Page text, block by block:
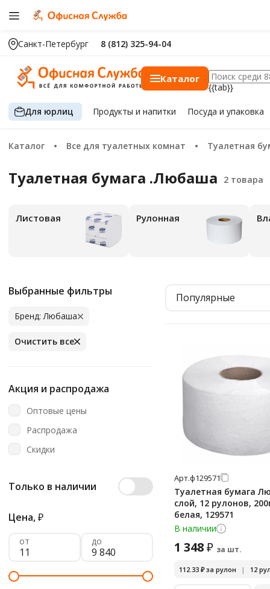
Санкт-Петербург 8 (812) 325-94-04
Каталог
{{tab}}
Для юрлиц Продуктыи напитки Посуда и упаковка
Каталог Все для туалетных комнат Туалетная
Туалетная бумага .Любаша
Листовая Рулонная
Выбранные фильтры
Бренд: Любаша
Очистить все
Акция и распродажа
Оптовые цены
Распродажа
Скидки
Только в наличии
Цена,₽
от до
Популярные
Арт.ф129571
Туалетная бумага
слой, 12 рулонов,
белая, 129571
В наличии
1 348₽ за шт.
112.33 ₽за рулон | 12